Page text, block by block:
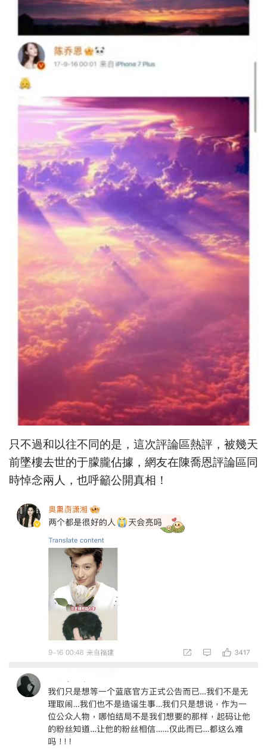
只不過和以往不同的是，這次評論區熱評，被幾天
前墜樓去世的于朦朧佔據，網友在陳喬恩評論區同
時悼念兩人，也呼籲公開真相！